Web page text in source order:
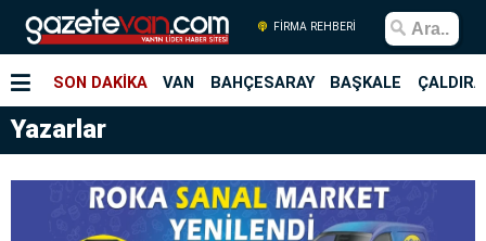
FİRMA REHBERİ
SON DAKİKA VAN BAHÇESARAY BAŞKALE
Yazarlar